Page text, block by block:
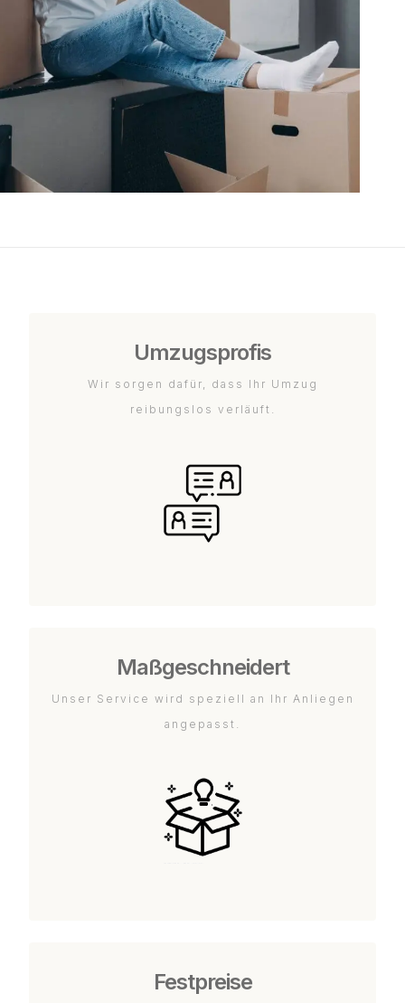
Umzugsprofis
Wir sorgen dafür, dass Ihr Umzug
reibungslos verläuft.
Maßgeschneidert
Unser Service wird speziell an Ihr Anliegen
angepasst.
Festpreise